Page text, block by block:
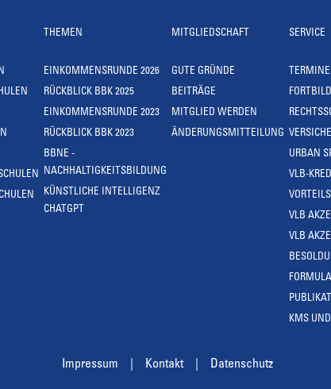
THEMEN
EINKOMMENSRUNDE 2026
RÜCKBLICK BBK 2025
EINKOMMENSRUNDE 2023
RÜCKBLICK BBK 2023
BBNE -
NACHHALTIGKEITSBILDUNG
KÜNSTLICHE INTELLIGENZ
CHATGPT
MITGLIEDSCHAFT
GUTE GRÜNDE
BEITRÄGE
MITGLIED WERDEN
ÄNDERUNGSMITTEILUNG
SERVICE
TERMINE
URBAN
VLB-
VLB
VLB
KMS
Impressum Kontakt Datenschutz